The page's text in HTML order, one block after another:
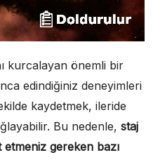
kurcalayan önemli bir
edindiğiniz deneyimleri
kaydetmek, ileride
Bu nedenle, staj
gereken bazı